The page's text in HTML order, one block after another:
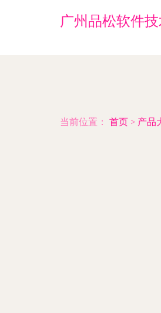
广州品松软件
当前位置： 首页 > 产品